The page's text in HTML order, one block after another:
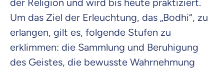
der Religion und wird bis heute praktiziert.
Um das Ziel der Erleuchtung, das „Bodhi“, zu
erlangen, gilt es, folgende Stufen zu
erklimmen: die Sammlung und Beruhigung
des Geistes, die bewusste Wahrnehmung